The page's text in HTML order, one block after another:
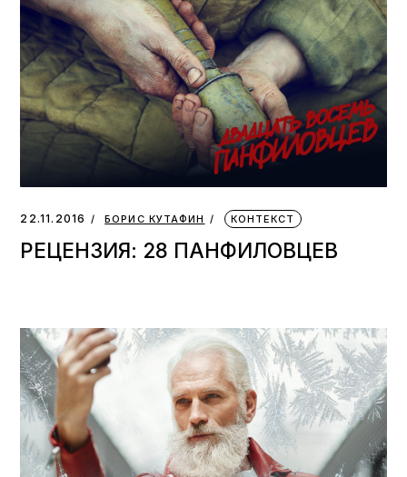
22.11.2016 БОРИС КУТАФИН КОНТЕКСТ
РЕЦЕНЗИЯ: 28 ПАНФИЛОВЦЕВ